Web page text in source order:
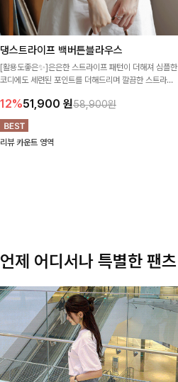
댕스트라이프 백버튼블라우스
[활용도좋은✨]은은한 스트라이프 패턴이 더해져 심플한
코디에도 세련된 포인트를 더해드리며 깔끔한 스트라이
12%51,900 원58,900원
리뷰 카운트 영역
언제 어디서나 특별한 팬츠